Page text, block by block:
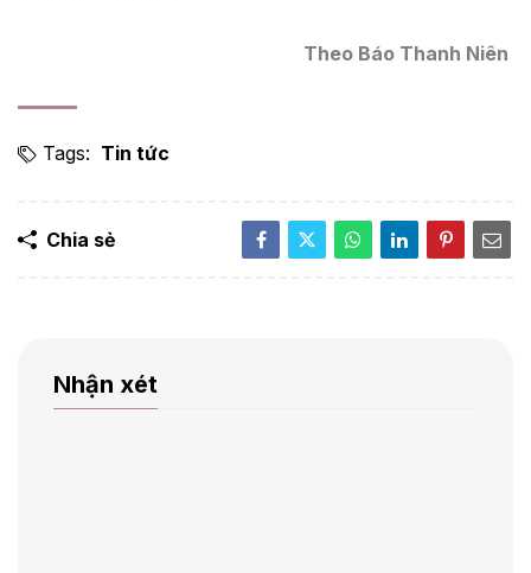
Theo Báo Thanh Niên
Tags: Tin tức
Chia sẻ
Nhận xét